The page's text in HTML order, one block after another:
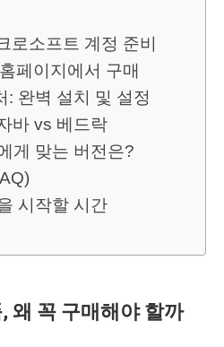
로소프트 계정 준비
페이지에서 구매
: 완벽 설치 및 설정
바 vs 베드락
게 맞는 버전은?
시작할 시간
왜 꼭 구매해야 할까